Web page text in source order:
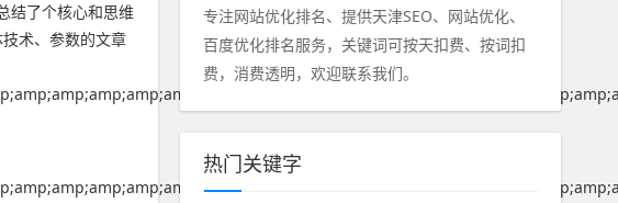
结了个核心和思维
术、参数的文章
专注网站优化排名、提供天津SEO、网站优化、
百度优化排名服务，关键词可按天扣费、按词扣
费，消费透明，欢迎联系我们。
热门关键字